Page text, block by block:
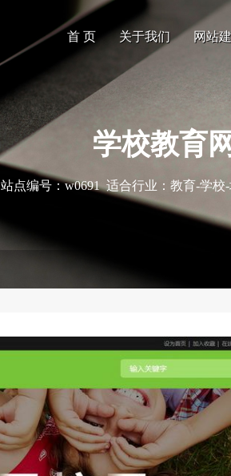
首 页 关于我们 网站
学校教育
站点编号：w0691 适合行业：教育-学校